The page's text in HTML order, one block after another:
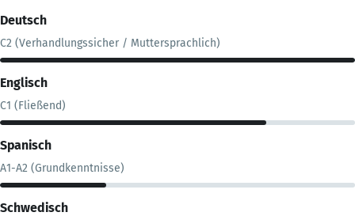
Deutsch
C2 (Verhandlungssicher / Muttersprachlich)
Englisch
C1 (Fließend)
Spanisch
A1-A2 (Grundkenntnisse)
Schwedisch